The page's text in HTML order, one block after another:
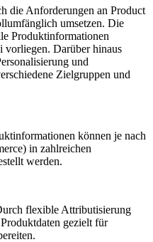
die Anforderungen an Product
umsetzen. Die
Produktinformationen
vorliegen. Darüber hinaus
und
Zielgruppen und
können je nach
in zahlreichen
werden.
flexible Attributisierung
gezielt für